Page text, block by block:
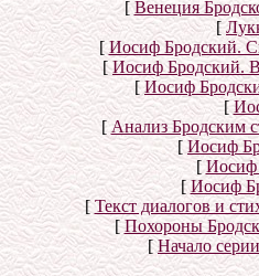
[Венеция
[
[Иосиф Бродский.
[Иосиф Бродский.
[Иосиф
[
[ Анализ Бродским
[ Иосиф
[Иосиф
[Иосиф
[Текст диалогов и
[Похороны
[Начало